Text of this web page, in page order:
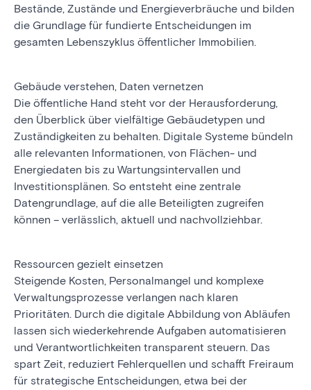
Bestände, Zustände und Energieverbräuche und bilden
die Grundlage für fundierte Entscheidungen im
gesamten Lebenszyklus öffentlicher Immobilien.
Gebäude verstehen, Daten vernetzen
Die öffentliche Hand steht vor der Herausforderung,
den Überblick über vielfältige Gebäudetypen und
Zuständigkeiten zu behalten. Digitale Systeme bündeln
alle relevanten Informationen, von Flächen- und
Energiedaten bis zu Wartungsintervallen und
Investitionsplänen. So entsteht eine zentrale
Datengrundlage, auf die alle Beteiligten zugreifen
können – verlässlich, aktuell und nachvollziehbar.
Ressourcen gezielt einsetzen
Steigende Kosten, Personalmangel und komplexe
Verwaltungsprozesse verlangen nach klaren
Prioritäten. Durch die digitale Abbildung von Abläufen
lassen sich wiederkehrende Aufgaben automatisieren
und Verantwortlichkeiten transparent steuern. Das
spart Zeit, reduziert Fehlerquellen und schafft Freiraum
für strategische Entscheidungen, etwa bei der